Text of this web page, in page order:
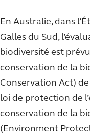
En Australie, dans
Galles du Sud,
biodiversité est
conservation de la
Conservation Act) de
loi de protection de
conservation de la
(Environment